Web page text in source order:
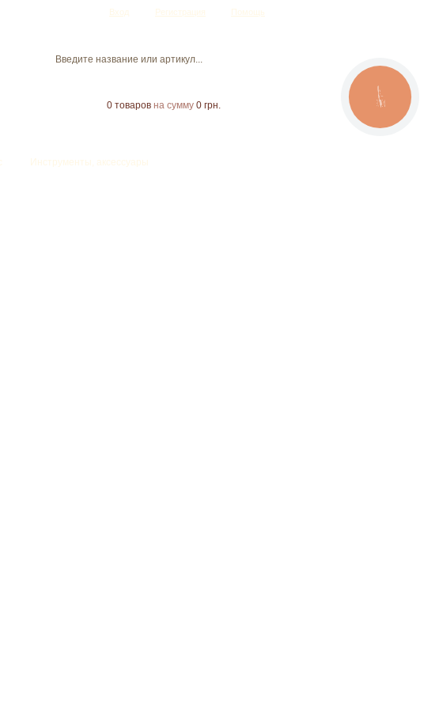
Вход Регистрация Помощь
0 товаров на сумму 0 грн.
Инструменты, аксессуары
CALL
BUTTON